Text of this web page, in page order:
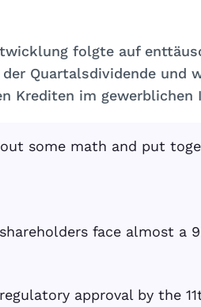
folgte auf
Quartalsdividende und
Krediten im gewerblichen
some math and put
shareholders face almost a
approval by the